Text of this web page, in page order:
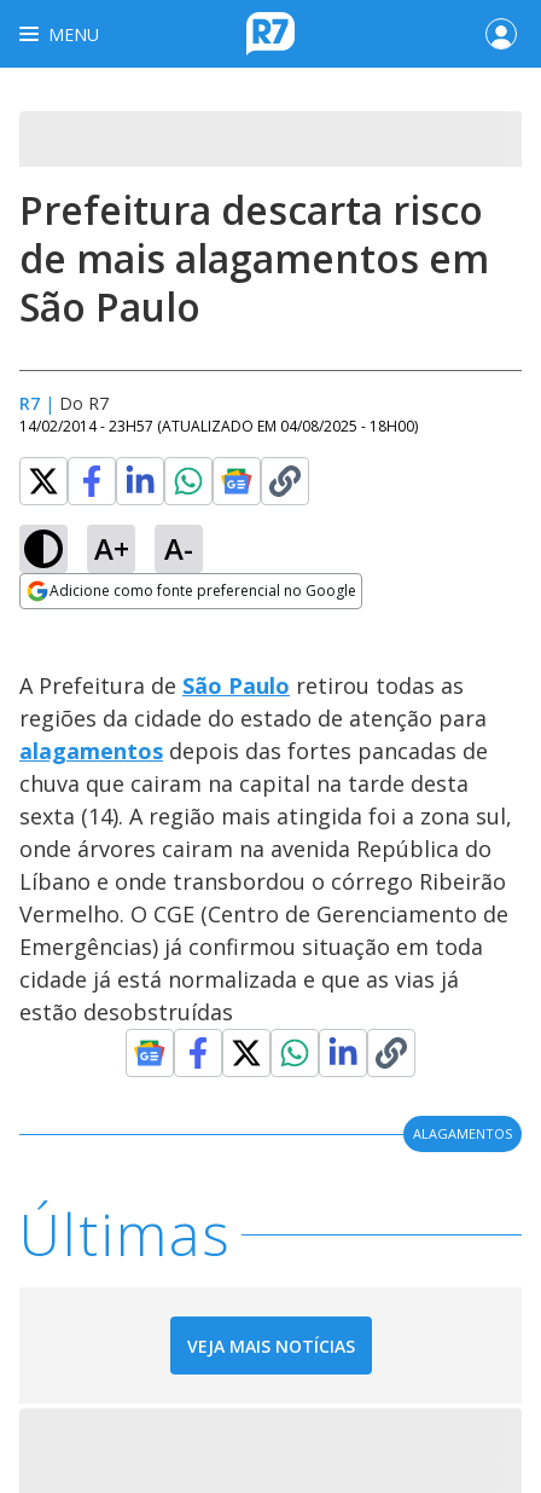
MENU
Prefeitura descarta risco
de mais alagamentos em
São Paulo
R7 | Do R7
14/02/2014 - 23H57 (ATUALIZADO EM 04/08/2025 - 18H00)
A+ A-
Adicione como fonte preferencial no Google
A Prefeitura de São Paulo retirou todas as
regiões da cidade do estado de atenção para
alagamentos depois das fortes pancadas de
chuva que cairam na capital na tarde desta
sexta (14). A região mais atingida foi a zona sul,
onde árvores cairam na avenida República do
Líbano e onde transbordou o córrego Ribeirão
Vermelho. O CGE (Centro de Gerenciamento de
Emergências) já confirmou situação em toda
cidade já está normalizada e que as vias já
estão desobstruídas
ALAGAMENTOS
Últimas
VEJA MAIS NOTÍCIAS